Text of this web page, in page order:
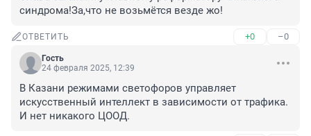
синдрома!За,что не возьмётся везде жо!
ОТВЕТИТЬ +0 –0
Гость
24 февраля 2025, 12:39
В Казани режимами светофоров управляет
искусственный интеллект в зависимости от трафика.
И нет никакого ЦООД.